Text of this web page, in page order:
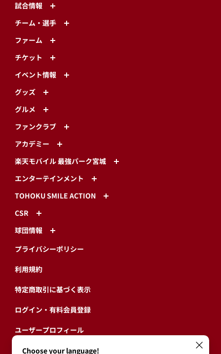
試合情報
チーム・選手
ファーム
チケット
イベント情報
グッズ
グルメ
ファンクラブ
アカデミー
楽天モバイル 最強パーク宮城
エンターテインメント
TOHOKU SMILE ACTION
CSR
球団情報
プライバシーポリシー
利用規約
特定商取引に基づく表示
ログイン・有料会員登録
ユーザープロフィール
会員情報引継ぎ